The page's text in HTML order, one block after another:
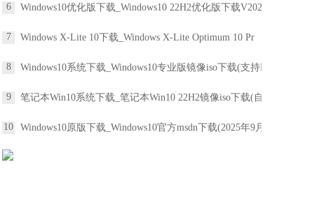
6 Windows10优化版下载_Windows10 22H2优化版下载V2025(
7 Windows X-Lite 10下载_Windows X-Lite Optimum 10 Pr
8 Windows10系统下载_Windows10专业版镜像iso下载(支持R
9 笔记本Win10系统下载_笔记本Win10 22H2镜像iso下载(自
10 Windows10原版下载_Windows10官方msdn下载(2025年9月1